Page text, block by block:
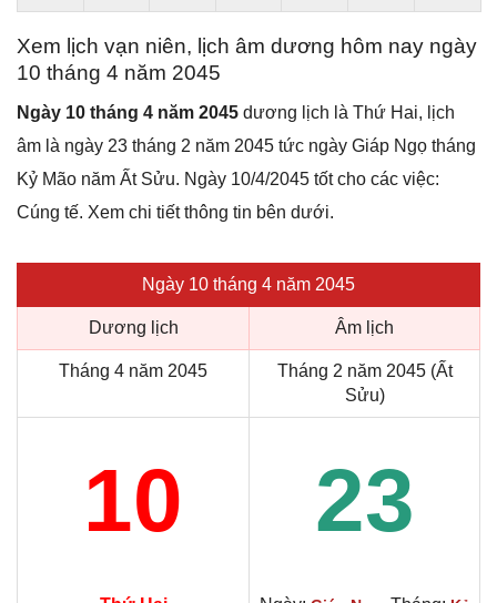
Xem lịch vạn niên, lịch âm dương hôm nay ngày
10 tháng 4 năm 2045
Ngày 10 tháng 4 năm 2045 dương lịch là Thứ Hai, lịch
âm là ngày 23 tháng 2 năm 2045 tức ngày Giáp Ngọ tháng
Kỷ Mão năm Ất Sửu. Ngày 10/4/2045 tốt cho các việc:
Cúng tế. Xem chi tiết thông tin bên dưới.
Ngày 10 tháng 4 năm 2045
Dương lịch Âm lịch
Tháng 4 năm 2045
Tháng 2 năm 2045 (Ất
Sửu)
10 23